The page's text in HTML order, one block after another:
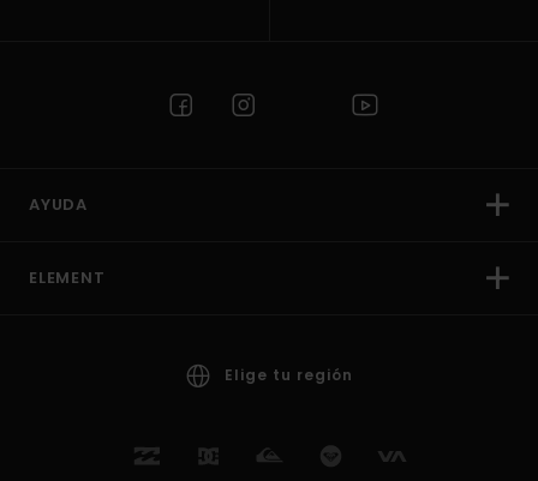
AYUDA
ELEMENT
Elige tu región